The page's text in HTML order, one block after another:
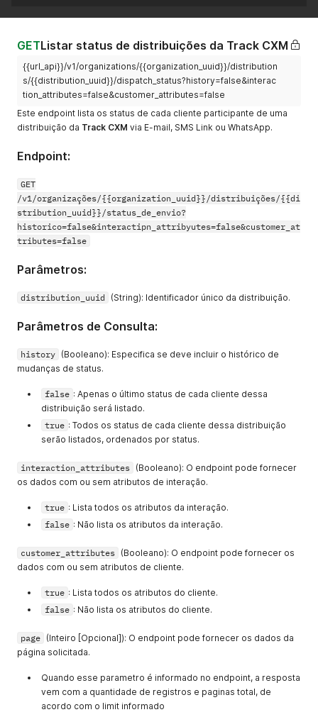
"answer": {
}
{
"public_hash" : "bHjJ" , //id da
"answer": {
"response": 1
}
}
}
]
}
]
GETListar status de distribuições da Track CXM
{{url_api}}/v1/organizations/{{organization_uuid}}/distribution
s/{{distribution_uuid}}/dispatch_status?history=false&interac
tion_attributes=false&customer_attributes=false
Este endpoint lista os status de cada cliente participante de uma
distribuição da Track CXM via E-mail, SMS Link ou WhatsApp.
Endpoint:
GET
/v1/organizações/{{organization_uuid}}/distribuições/{{di
stribution_uuid}}/status_de_envio?
historico=false&interactipn_attribyutes=false&customer_at
tributes=false
Parâmetros:
distribution_uuid (String): Identificador único da distribuição.
Parâmetros de Consulta:
history (Booleano): Especifica se deve incluir o histórico de
mudanças de status.
false : Apenas o último status de cada cliente dessa
distribuição será listado.
true : Todos os status de cada cliente dessa distribuição
serão listados, ordenados por status.
interaction_attributes (Booleano): O endpoint pode fornecer
os dados com ou sem atributos de interação.
true : Lista todos os atributos da interação.
false : Não lista os atributos da interação.
customer_attributes (Booleano): O endpoint pode fornecer os
dados com ou sem atributos de cliente.
true : Lista todos os atributos do cliente.
false : Não lista os atributos do cliente.
page (Inteiro [Opcional]): O endpoint pode fornecer os dados da
página solicitada.
Quando esse parametro é informado no endpoint, a resposta
vem com a quantidade de registros e paginas total, de
acordo com o limit informado